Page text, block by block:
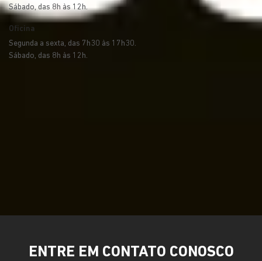
Sábado, das 8h às 12h.
Oficina
Segunda a sexta, das 7h30 às 17h30.
Sábado, das 8h às 12h.
ENTRE EM CONTATO CONOSCO